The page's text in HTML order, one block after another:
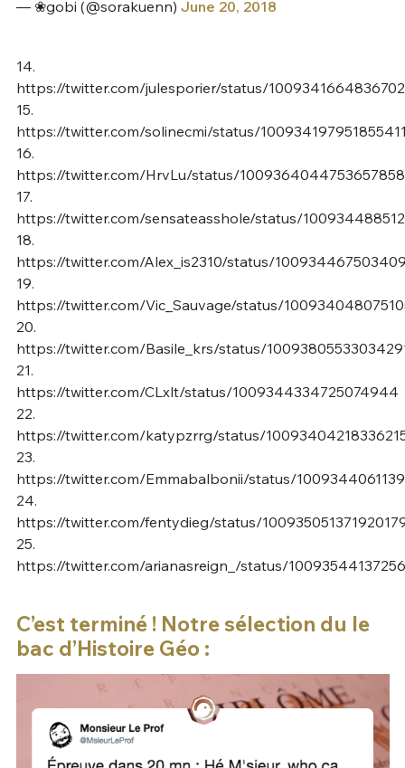
— ❀gobi (@sorakuenn) June 20, 2018
14.
https://twitter.com/julesporier/status/
15.
https://twitter.com/solinecmi/status/
16.
https://twitter.com/HrvLu/status/1009364044753657858
17.
https://twitter.com/sensateasshole/status/
18.
https://twitter.com/Alex_is2310/status/
19.
https://twitter.com/Vic_Sauvage/status/
20.
https://twitter.com/Basile_krs/status/
21.
https://twitter.com/CLxlt/status/1009344334725074944
22.
https://twitter.com/katypzrrg/status/
23.
https://twitter.com/Emmabalbonii/status/
24.
https://twitter.com/fentydieg/status/
25.
https://twitter.com/arianasreign_/status/
C’est terminé ! Notre sélection du le
bac d’Histoire Géo :